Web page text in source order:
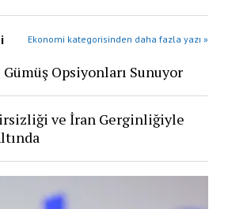
Ekonomi kategorisinden daha fazla yazı »
Opsiyonları Sunuyor
ve İran Gerginliğiyle